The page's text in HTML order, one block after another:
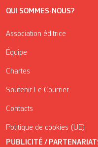
QUI SOMMES-NOUS?
Association éditrice
Équipe
Chartes
Soutenir Le Courrier
Contacts
Politique de cookies (UE)
PUBLICITÉ /